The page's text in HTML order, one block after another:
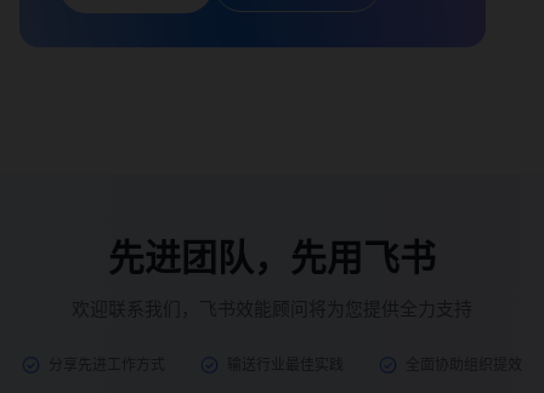
先进团队，先用飞书